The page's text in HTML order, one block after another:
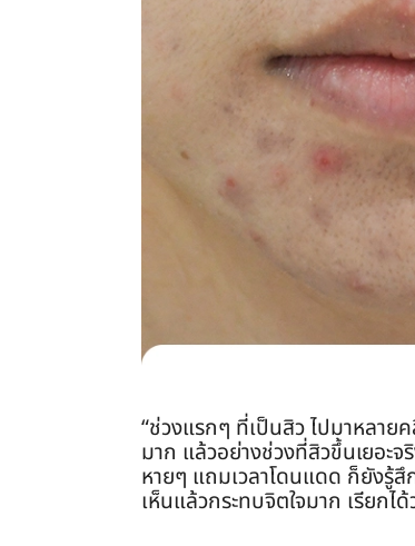
“ช่วงแรกๆ ที่เป็นสิว ไปมาหลาย
มาก แล้วอย่างช่วงที่สิวขึ้นเยอะ
หายๆ แถมเวลาโดนแดด ก็ยังรู้สึ
เห็นแล้วกระทบจิตใจมาก เรียก